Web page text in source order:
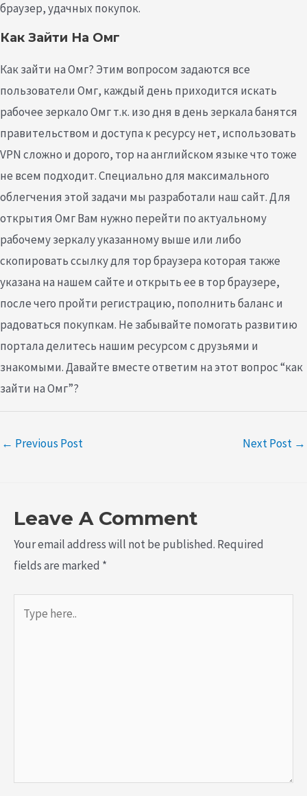
браузер, удачных покупок.
Как Зайти На Омг
Как зайти на Омг? Этим вопросом задаются все
пользователи Омг, каждый день приходится искать
рабочее зеркало Омг т.к. изо дня в день зеркала банятся
правительством и доступа к ресурсу нет, использовать
VPN сложно и дорого, тор на английском языке что тоже
не всем подходит. Специально для максимального
облегчения этой задачи мы разработали наш сайт. Для
открытия Омг Вам нужно перейти по актуальному
рабочему зеркалу указанному выше или либо
скопировать ссылку для тор браузера которая также
указана на нашем сайте и открыть ее в тор браузере,
после чего пройти регистрацию, пополнить баланс и
радоваться покупкам. Не забывайте помогать развитию
портала делитесь нашим ресурсом с друзьями и
знакомыми. Давайте вместе ответим на этот вопрос “как
зайти на Омг”?
← Previous Post Next Post →
Leave A Comment
Your email address will not be published. Required
fields are marked *
here..